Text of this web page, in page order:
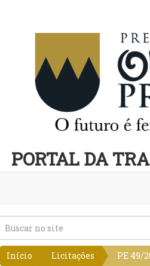
PORTAL DA
Início Licitações PE 49/